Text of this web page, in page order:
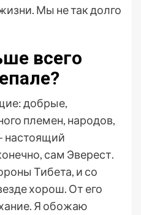
Мы не так долго
всего
добрые,
племен, народов,
настоящий
сам Эверест.
Тибета, и со
хорош. От его
Я обожаю